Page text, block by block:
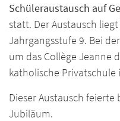
Schüleraustausch auf
statt. Der Austausch
Jahrgangsstufe 9. Bei
um das Collège Jeanne
katholische
Dieser Austausch feierte
Jubiläum.